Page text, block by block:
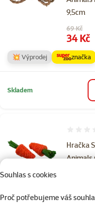
Souhlas s cookies
Proč potřebujeme váš
9,5cm
Původní
69 Kč
Cena
34 Kč
💥 Výprodej značka
Skladem
Hračka
Cena
49 Kč